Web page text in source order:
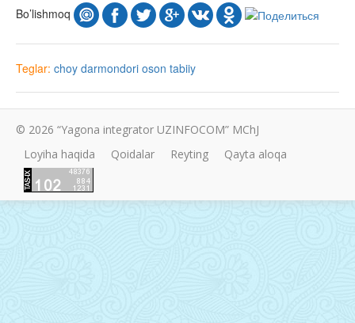
Bo’lishmoq
Teglar: choy darmondori oson tabiiy
© 2026 “Yagona integrator UZINFOCOM” MChJ
Loyiha haqida
Qoidalar Reyting Qayta aloqa